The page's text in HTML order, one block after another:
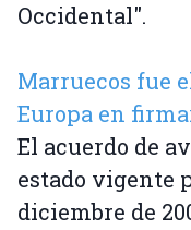
Occidental".
Marruecos fue
Europa en
El acuerdo de
estado vigente
diciembre de